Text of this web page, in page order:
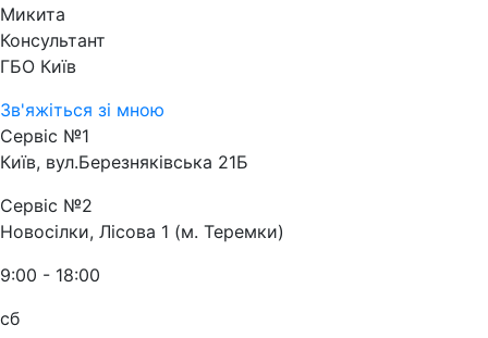
Микита
Консультант
ГБО Київ
Зв'яжіться зі мною
Сервіс №1
Київ, вул.Березняківська 21Б
Сервіс №2
Новосілки, Лісова 1 (м. Теремки)
9:00 - 18:00
сб